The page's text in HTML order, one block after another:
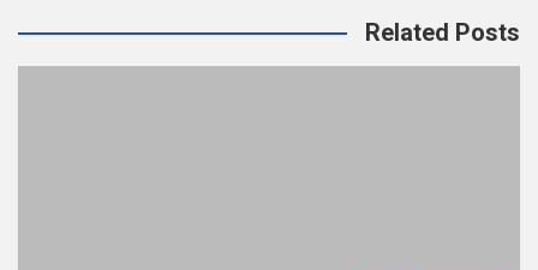
Related Posts